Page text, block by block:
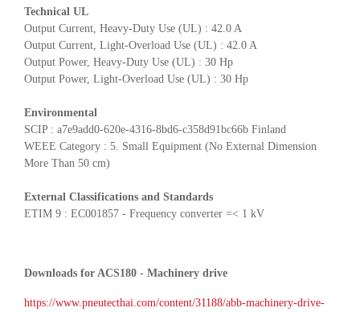
Technical UL
Output Current, Heavy-Duty Use (UL) : 42.0 A
Output Current, Light-Overload Use (UL) : 42.0 A
Output Power, Heavy-Duty Use (UL) : 30 Hp
Output Power, Light-Overload Use (UL) : 30 Hp
Environmental
SCIP : a7e9add0-620e-4316-8bd6-c358d91bc66b Finland
WEEE Category : 5. Small Equipment (No External Dimension
More Than 50 cm)
External Classifications and Standards
ETIM 9 : EC001857 - Frequency converter =< 1 kV
Downloads for ACS180 - Machinery drive
https://www.pneutecthai.com/content/31188/abb-machinery-drive-